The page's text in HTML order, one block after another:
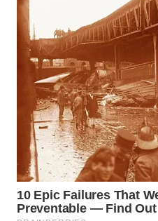
WN
INDRAMAYU
WN
KUNINGAN
WN
MAJALENGKA
WN
SUBANG